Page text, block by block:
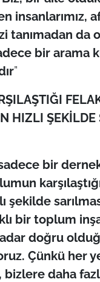
tanımadan da
bir arama
”
HIZLI
bir
şekilde
bir toplum
doğru
Çünkü her
daha